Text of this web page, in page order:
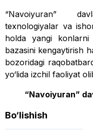
“Navoiyuran”
texnologiyalar va
holda yangi konlarni
bazasini kengaytirish
bozoridagi
yo‘lida izchil faoliyat
“Navoiyuran”
Bo‘lishish